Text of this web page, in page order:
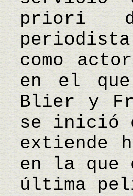
priori
como
en el
Blier y
se inició
extiende
en la que
última